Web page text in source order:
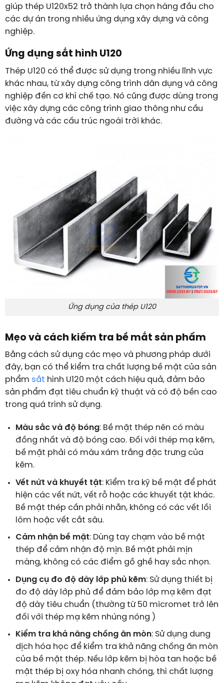
giúp thép U120x52 trở thành lựa chọn hàng đầu cho
các dự án trong nhiều ứng dụng xây dựng và công
nghiệp.
Ứng dụng sắt hình U120
Thép U120 có thể được sử dụng trong nhiều lĩnh vực
khác nhau, từ xây dựng công trình dân dụng và công
nghiệp đến cơ khí chế tạo. Nó cũng được dùng trong
việc xây dựng các công trình giao thông như cầu
đường và các cấu trúc ngoài trời khác​.
Ứng dụng của thép U120
Mẹo và cách kiểm tra bề mắt sản phẩm
Bằng cách sử dụng các mẹo và phương pháp dưới
đây, bạn có thể kiểm tra chất lượng bề mặt của sản
phẩm sắt hình U120 một cách hiệu quả, đảm bảo
sản phẩm đạt tiêu chuẩn kỹ thuật và có độ bền cao
trong quá trình sử dụng.
Màu sắc và độ bóng: Bề mặt thép nên có màu
đồng nhất và độ bóng cao. Đối với thép mạ kẽm,
bề mặt phải có màu xám trắng đặc trưng của
kẽm.
Vết nứt và khuyết tật: Kiểm tra kỹ bề mặt để phát
hiện các vết nứt, vết rỗ hoặc các khuyết tật khác.
Bề mặt thép cần phải nhẵn, không có các vết lồi
lõm hoặc vết cắt sâu.
Cảm nhận bề mặt: Dùng tay chạm vào bề mặt
thép để cảm nhận độ mịn. Bề mặt phải mịn
màng, không có các điểm gồ ghề hay sắc nhọn.
Dụng cụ đo độ dày lớp phủ kẽm: Sử dụng thiết bị
đo độ dày lớp phủ để đảm bảo lớp mạ kẽm đạt
độ dày tiêu chuẩn (thường từ 50 micromet trở lên
đối với thép mạ kẽm nhúng nóng )
Kiểm tra khả năng chống ăn mòn: Sử dụng dung
dịch hóa học để kiểm tra khả năng chống ăn mòn
của bề mặt thép. Nếu lớp kẽm bị hòa tan hoặc bề
mặt thép bị oxy hóa nhanh chóng, thì chất lượng